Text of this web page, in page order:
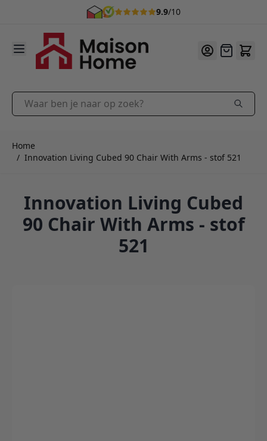
9.9/10
Ga naar de inhoud
Offerte
Waar ben je naar op zoek?
Home
/ Innovation Living Cubed 90 Chair With Arms - stof 521
Innovation Living Cubed
90 Chair With Arms - stof
521